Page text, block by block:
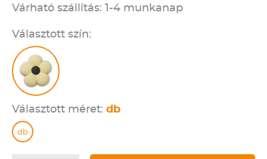
Várható szállítás: 1-4 munkanap
Választott szín:
Választott méret: db
db